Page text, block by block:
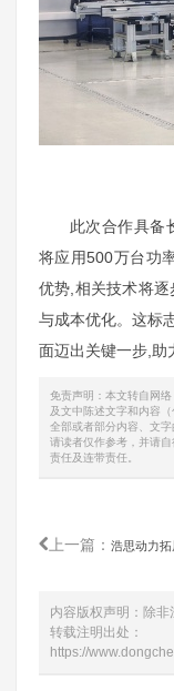
此次合作具备
将应用500万台功
优势,相关技术将
与成本优化。这标
面迈出关键一步,助
免责声明：本文转自网
及文中陈述文字和内容
全部或者部分内容、文
请读者仅作参考，并请
责任及连带责任。
上一篇： 浩思动力
内容版权声明：除非
转载注明出处：
https://